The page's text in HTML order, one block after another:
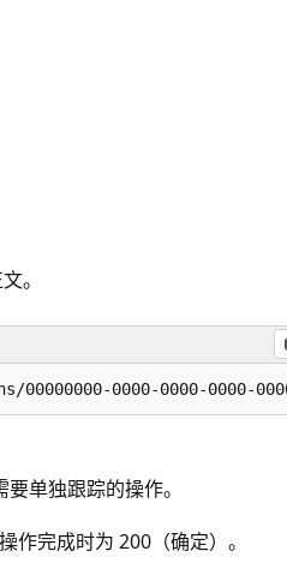
。
单独跟踪的操作。
作完成时为 200（确定）。